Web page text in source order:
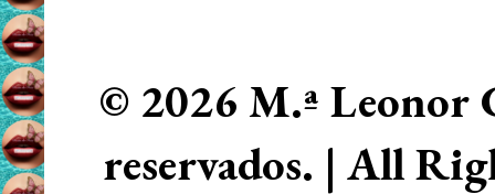
© 2026 M.ª Leonor
reservados. | All